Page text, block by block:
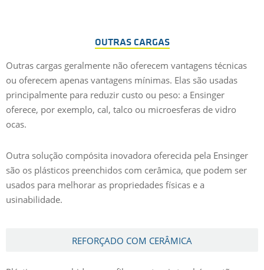
OUTRAS CARGAS
Outras cargas geralmente não oferecem vantagens técnicas
ou oferecem apenas vantagens mínimas. Elas são usadas
principalmente para reduzir custo ou peso: a Ensinger
oferece, por exemplo, cal, talco ou microesferas de vidro
ocas.
Outra solução compósita inovadora oferecida pela Ensinger
são os plásticos preenchidos com cerâmica, que podem ser
usados para melhorar as propriedades físicas e a
usinabilidade.
REFORÇADO COM CERÂMICA